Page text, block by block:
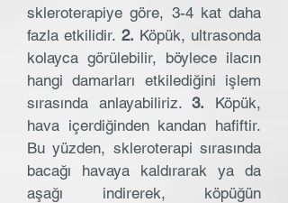
skleroterapiye göre, 3-4 kat daha
fazla etkilidir. 2. Köpük, ultrasonda
kolayca görülebilir, böylece ilacın
hangi damarları etkilediğini işlem
sırasında anlayabiliriz.3. Köpük,
hava içerdiğinden kandan hafiftir.
Bu yüzden, skleroterapi sırasında
bacağı havaya kaldırarak ya da
aşağı indirerek, köpüğün